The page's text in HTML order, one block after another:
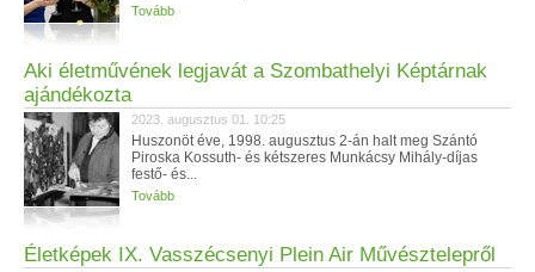
Tovább
Aki életművének legjavát a Szombathelyi Képtárnak
ajándékozta
2023. augusztus 01. 10:25
Huszonöt éve, 1998. augusztus 2-án halt meg Szántó
Piroska Kossuth- és kétszeres Munkácsy Mihály-díjas
festő- és...
Tovább
Életképek IX. Vasszécsenyi Plein Air Művésztelepről